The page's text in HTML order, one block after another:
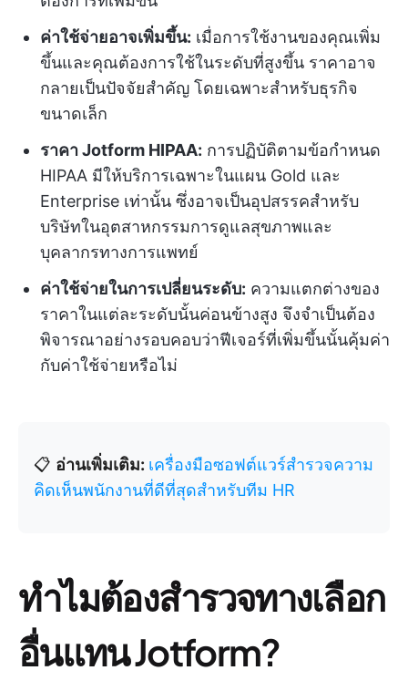
ค่าใช้จ่ายอาจเพิ่มขึ้น: เมื่อการใช้งานของคุณเพิ่ม
ขึ้นและคุณต้องการใช้ในระดับที่สูงขึ้น ราคาอาจ
กลายเป็นปัจจัยสำคัญ โดยเฉพาะสำหรับธุรกิจ
ขนาดเล็ก
ราคา Jotform HIPAA: การปฏิบัติตามข้อกำหนด
HIPAA มีให้บริการเฉพาะในแผน Gold และ
Enterprise เท่านั้น ซึ่งอาจเป็นอุปสรรคสำหรับ
บริษัทในอุตสาหกรรมการดูแลสุขภาพและ
บุคลากรทางการแพทย์
ค่าใช้จ่ายในการเปลี่ยนระดับ: ความแตกต่างของ
ราคาในแต่ละระดับนั้นค่อนข้างสูง จึงจำเป็นต้อง
พิจารณาอย่างรอบคอบว่าฟีเจอร์ที่เพิ่มขึ้นนั้นคุ้มค่า
กับค่าใช้จ่ายหรือไม่
📋 อ่านเพิ่มเติม: เครื่องมือซอฟต์แวร์สำรวจความ
คิดเห็นพนักงานที่ดีที่สุดสำหรับทีม HR
ทำไมต้องสำรวจทางเลือก
อื่นแทน Jotform?